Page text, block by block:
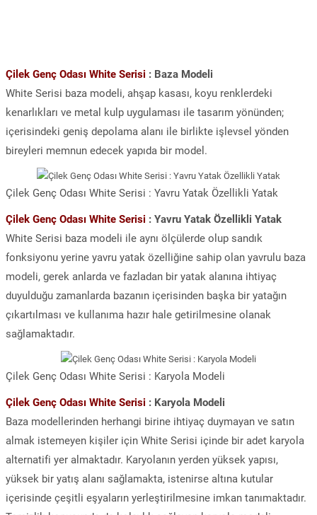
Çilek Genç Odası White Serisi : Baza Modeli
White Serisi baza modeli, ahşap kasası, koyu renklerdeki
kenarlıkları ve metal kulp uygulaması ile tasarım yönünden;
içerisindeki geniş depolama alanı ile birlikte işlevsel yönden
bireyleri memnun edecek yapıda bir model.
Çilek Genç Odası White Serisi : Yavru Yatak Özellikli Yatak
Çilek Genç Odası White Serisi : Yavru Yatak Özellikli Yatak
White Serisi baza modeli ile aynı ölçülerde olup sandık
fonksiyonu yerine yavru yatak özelliğine sahip olan yavrulu baza
modeli, gerek anlarda ve fazladan bir yatak alanına ihtiyaç
duyulduğu zamanlarda bazanın içerisinden başka bir yatağın
çıkartılması ve kullanıma hazır hale getirilmesine olanak
sağlamaktadır.
Çilek Genç Odası White Serisi : Karyola Modeli
Çilek Genç Odası White Serisi : Karyola Modeli
Baza modellerinden herhangi birine ihtiyaç duymayan ve satın
almak istemeyen kişiler için White Serisi içinde bir adet karyola
alternatifi yer almaktadır. Karyolanın yerden yüksek yapısı,
yüksek bir yatış alanı sağlamakta, istenirse altına kutular
içerisinde çeşitli eşyaların yerleştirilmesine imkan tanımaktadır.